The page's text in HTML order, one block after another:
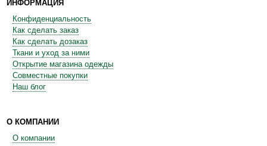
ИНФОРМАЦИЯ
Конфиденциальность
Как сделать заказ
Как сделать дозаказ
Ткани и уход за ними
Открытие магазина одежды
Совместные покупки
Наш блог
О КОМПАНИИ
О компании